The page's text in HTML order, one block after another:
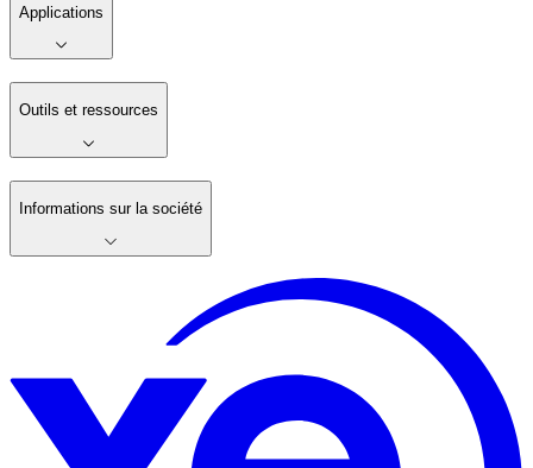
Applications
Outils et ressources
Informations sur la société